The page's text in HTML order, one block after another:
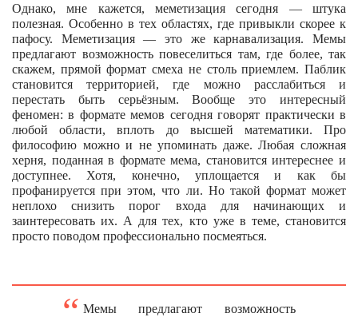
Однако, мне кажется, меметизация сегодня — штука
полезная. Особенно в тех областях, где привыкли скорее к
пафосу. Меметизация — это же карнавализация. Мемы
предлагают возможность повеселиться там, где более, так
скажем, прямой формат смеха не столь приемлем. Паблик
становится территорией, где можно расслабиться и
перестать быть серьёзным. Вообще это интересный
феномен: в формате мемов сегодня говорят практически в
любой области, вплоть до высшей математики. Про
философию можно и не упоминать даже. Любая сложная
херня, поданная в формате мема, становится интереснее и
доступнее. Хотя, конечно, уплощается и как бы
профанируется при этом, что ли. Но такой формат может
неплохо снизить порог входа для начинающих и
заинтересовать их. А для тех, кто уже в теме, становится
просто поводом профессионально посмеяться.
Мемы предлагают возможность